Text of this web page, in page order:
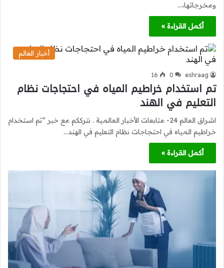
ومخرجاتها،…
أكمل القراءة »
أخبار العالم
eshraag
0
16
تم استخدام خراطيم المياه في احتجاجات نظام
التعليم في الهند
اشراق العالم 24- متابعات الأخبار العالمية . نترككم مع خبر “تم استخدام
خراطيم المياه في احتجاجات نظام التعليم في الهند…
أكمل القراءة »